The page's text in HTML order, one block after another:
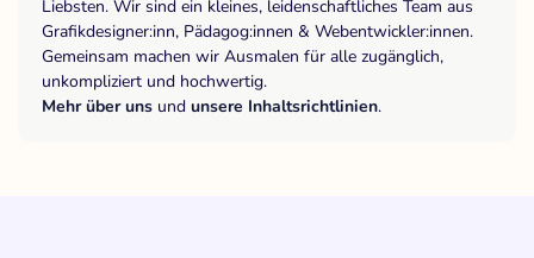
Liebsten. Wir sind ein kleines, leidenschaftliches Team aus
Grafikdesigner:inn, Pädagog:innen & Webentwickler:innen.
Gemeinsam machen wir Ausmalen für alle zugänglich,
unkompliziert und hochwertig.
Mehr über uns und unsere Inhaltsrichtlinien.